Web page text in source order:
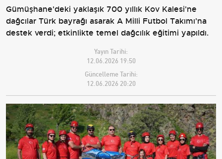
Gümüşhane'deki yaklaşık 700 yıllık Kov Kalesi'ne
dağcılar Türk bayrağı asarak A Milli Futbol Takımı'na
destek verdi; etkinlikte temel dağcılık eğitimi yapıldı.
Yayın Tarihi:
12.06.2026 19:50
Güncelleme Tarihi:
12.06.2026 20:20